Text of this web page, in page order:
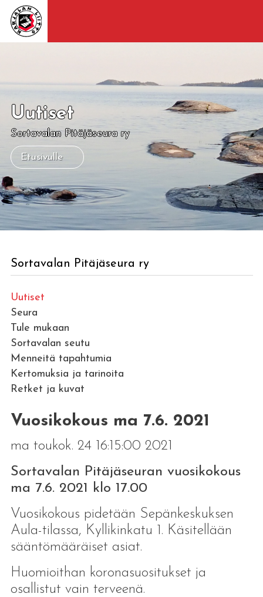
Uutiset
Sortavalan Pitäjäseura ry
Etusivulle
Sortavalan Pitäjäseura ry
Uutiset
Seura
Tule mukaan
Sortavalan seutu
Menneitä tapahtumia
Kertomuksia ja tarinoita
Retket ja kuvat
Vuosikokous ma 7.6. 2021
ma toukok. 24 16:15:00 2021
Sortavalan Pitäjäseuran vuosikokous
ma 7.6. 2021 klo 17.00
Vuosikokous pidetään Sepänkeskuksen
Aula-tilassa, Kyllikinkatu 1. Käsitellään
sääntömääräiset asiat.
Huomioithan koronasuositukset ja
osallistut vain terveenä.